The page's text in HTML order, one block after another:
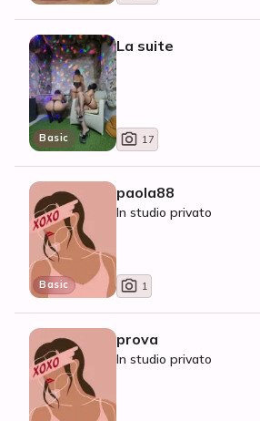
Basic
La suite
17
Basic
paola88
In studio privato
1
prova
In studio privato